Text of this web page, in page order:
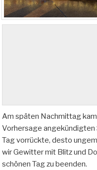
Am späten Nachmittag
Vorhersage angekündigten
Tag vorrückte, desto
wir Gewitter mit Blitz und
schönen Tag zu beenden.